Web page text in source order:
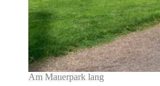
Am Mauerpark lang